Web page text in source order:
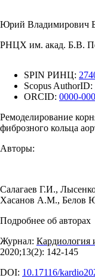
Юрий Владимирович
РНЦХ им. акад. Б.В.
SPIN РИНЦ:
Scopus AuthorID:
ORCID: 0000-
Ремоделирование
фиброзного кольца
Авторы:
Салагаев Г.И.,
Хасанов А.М., Белов
Подробнее об авторах
Журнал: Кардиология
2020;13(2): 142‑145
DOI: 10.17116/